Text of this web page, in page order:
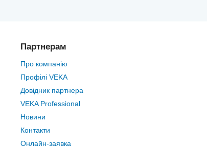
Партнерам
Про компанію
Профілі VEKA
Довідник партнера
VEKA Professional
Новини
Контакти
Онлайн-заявка